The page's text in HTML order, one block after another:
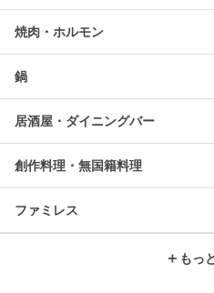
焼肉・ホルモン
鍋
居酒屋・ダイニングバー
創作料理・無国籍料理
ファミレス
＋ もっ